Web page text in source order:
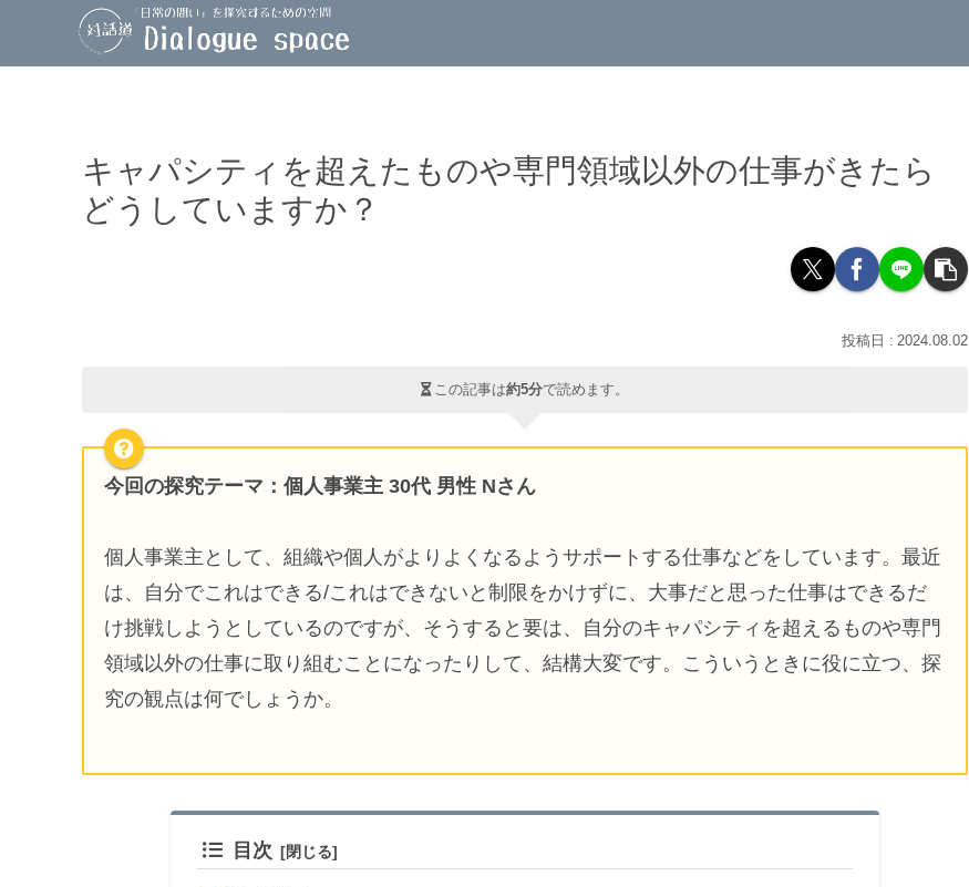
キャパシティを超えたものや専門領域以外の仕事がきたら
どうしていますか？
2024.08.02
この記事は約5分で読めます。
今回の探究テーマ ：個人事業主 30代 男性 Nさん
個人事業主として、組織や個人がよりよくなるようサポートする仕事などをしています。最近
は、自分でこれはできる/これはできないと制限をかけずに、大事だと思った仕事はできるだ
け挑戦しようとしているのですが、そうすると要は、自分のキャパシティを超えるものや専門
領域以外の仕事に取り組むことになったりして、結構大変です。こういうときに役に立つ、探
究の観点は何でしょうか。
目次